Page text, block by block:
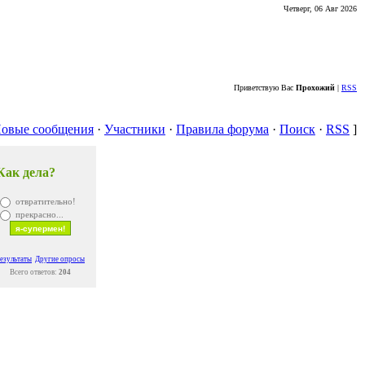
Четверг, 06 Авг 2026
Приветствую Вас Прохожий | RSS
сообщения · Участники · Правила форума · Поиск · RSS ]
дела?
отвратительно!
прекрасно...
Другие опросы
Всего ответов: 204